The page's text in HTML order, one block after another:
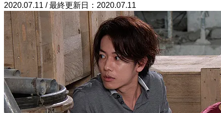
2020.07.11 / 最終更新日：2020.07.11